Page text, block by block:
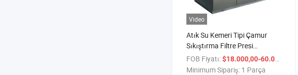
Video
Atık Su Kemeri Tipi Çamur
Sıkıştırma Filtre Presi
Ekipmanı Satışı
FOB Fiyatı:$18.000,00-60.000,00
Minimum Sipariş: 1 Parça